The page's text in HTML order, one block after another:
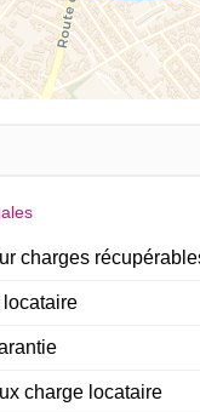
charges
charge locataire